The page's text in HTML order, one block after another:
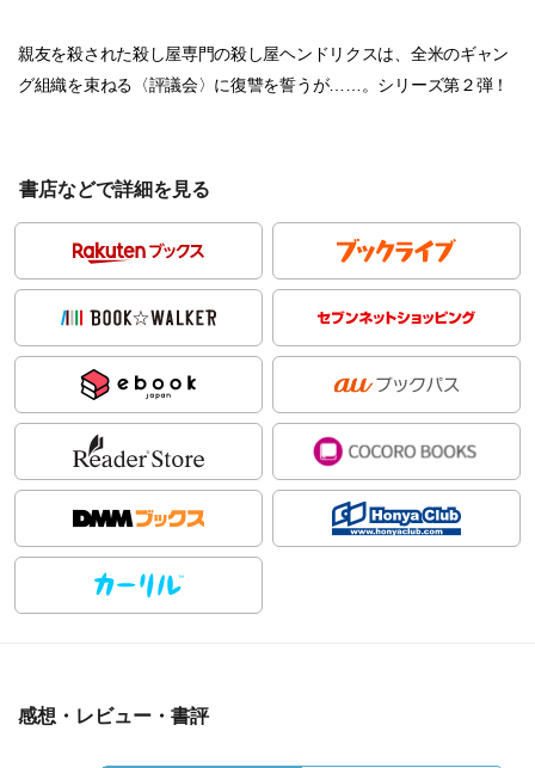
親友を殺された殺し屋専門の殺し屋ヘンドリクスは、全米のギャン
グ組織を束ねる〈評議会〉に復讐を誓うが……。シリーズ第２弾！
書店などで詳細を見る
感想・レビュー・書評